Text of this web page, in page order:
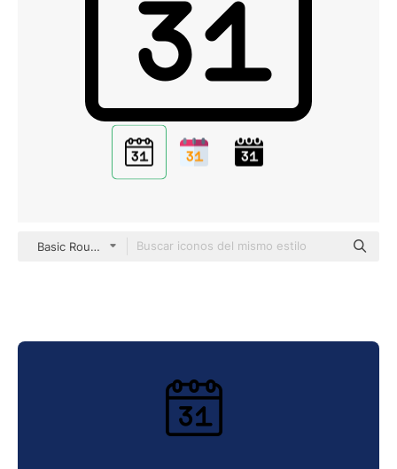
Basic Rounded Lineal